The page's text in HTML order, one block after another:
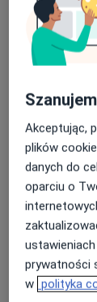
Usługi i ceny
Konsultacja
150 zł
Fizjoterapia
150 zł
Masaż
150 zł
200 zł
Akceptując,
plików
danych do
oparciu o
prywatności
w polityka